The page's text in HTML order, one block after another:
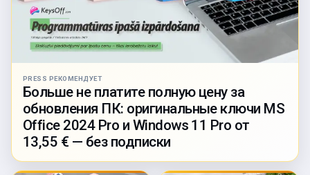
PRESS РЕКОМЕНДУЕТ
Больше не платите полную цену за
обновления ПК: оригинальные ключи MS
Office 2024 Pro и Windows 11 Pro от
13,55 € — без подписки